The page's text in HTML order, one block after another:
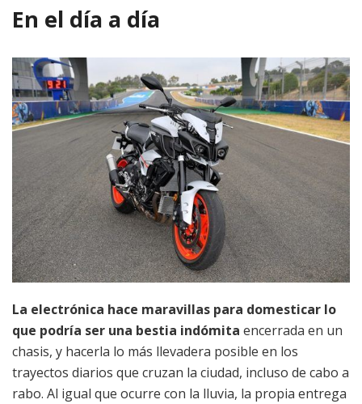
En el día a día
La electrónica hace maravillas para domesticar lo
que podría ser una bestia indómita encerrada en un
chasis, y hacerla lo más llevadera posible en los
trayectos diarios que cruzan la ciudad, incluso de cabo a
rabo. Al igual que ocurre con la lluvia, la propia entrega